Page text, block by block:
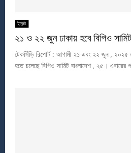
ইভেন্ট
২১ ও ২২ জুন ঢাকায় হবে বিপিও সামিট
টেকসিঁড়ি রিপোর্ট : আগামী ২১ এবং ২২ জুন , ২০২৫
হতে চলেছে বিপিও সামিট বাংলাদেশ , ২৫। এবারের